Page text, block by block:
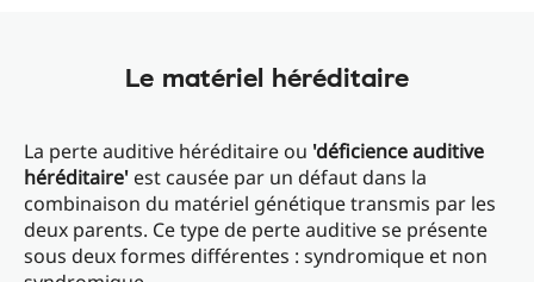
Le matériel héréditaire
La perte auditive héréditaire ou 'déficience auditive
héréditaire' est causée par un défaut dans la
combinaison du matériel génétique transmis par les
deux parents. Ce type de perte auditive se présente
sous deux formes différentes : syndromique et non